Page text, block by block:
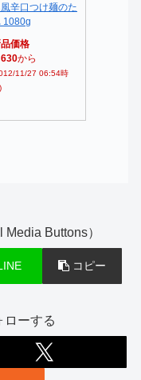
辛口つけ麺のた
1080g
価格
630から
11/27 06:54時
Buttons）
コピー
ローする